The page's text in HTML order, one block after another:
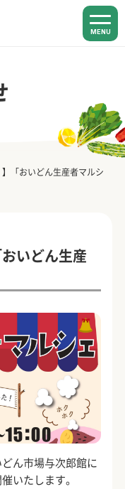
MENU
】「おいどん生産者マルシ
いどん生産
ん市場与次郎館に
いたします。